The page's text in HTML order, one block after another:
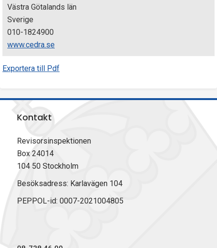
Västra Götalands län
Sverige
010-1824900
www.cedra.se
Exportera till Pdf
Kontakt
Revisorsinspektionen
Box 24014
104 50 Stockholm
Besöksadress: Karlavägen 104
PEPPOL-id: 0007-2021004805